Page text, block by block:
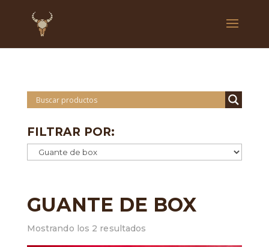
GUANTE DE BOX
Mostrando los 2 resultados
FILTRAR POR: